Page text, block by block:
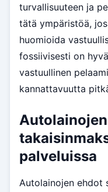
turvallisuuteen ja
tätä ympäristöä,
huomioida
fossiivisesti on
vastuullinen
kannattavuutta
palveluissa
Autolainojen ehdot